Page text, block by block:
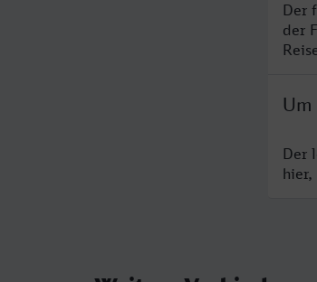
Der
der
Der
hier,